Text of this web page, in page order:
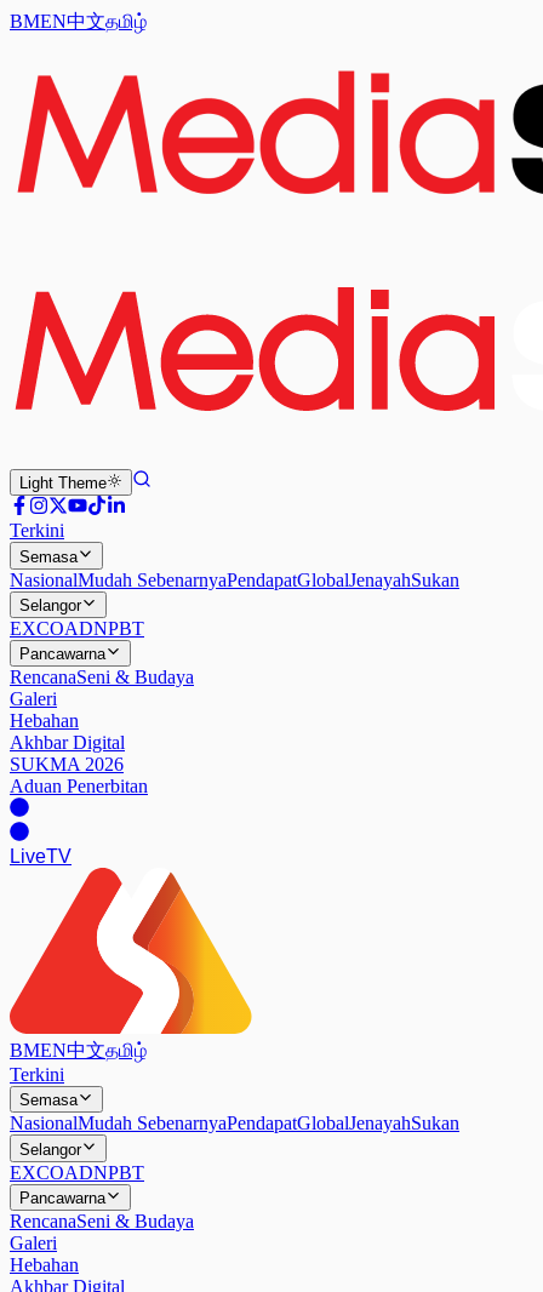
BMEN中文தமிழ்
Light Theme
Terkini
Semasa
NasionalMudah SebenarnyaPendapatGlobalJenayahSukan
Selangor
EXCOADNPBT
Pancawarna
RencanaSeni & Budaya
Galeri
Hebahan
Akhbar Digital
SUKMA 2026
Aduan Penerbitan
LiveTV
BMEN中文தமிழ்
Terkini
Semasa
NasionalMudah SebenarnyaPendapatGlobalJenayahSukan
Selangor
EXCOADNPBT
Pancawarna
RencanaSeni & Budaya
Galeri
Hebahan
Akhbar Digital